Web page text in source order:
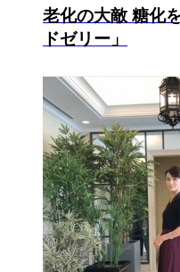
老化の大敵 糖化
ドゼリー」